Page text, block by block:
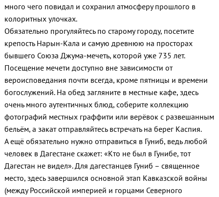
много чего повидал и сохранил атмосферу прошлого в
колоритных улочках.
Обязательно прогуляйтесь по старому городу, посетите
крепость Нарын-Кала и самую древнюю на просторах
бывшего Союза Джума-мечеть, которой уже 735 лет.
Посещение мечети доступно вне зависимости от
вероисповедания почти всегда, кроме пятницы и времени
богослужений. На обед загляните в местные кафе, здесь
очень много аутентичных блюд, соберите коллекцию
фотографий местных граффити или верёвок с развешанным
бельём, а закат отправляйтесь встречать на берег Каспия.
А ещё обязательно нужно отправиться в Гуниб, ведь любой
человек в Дагестане скажет: «Кто не был в Гунибе, тот
Дагестан не видел». Для дагестанцев Гуниб – священное
место, здесь завершился основной этап Кавказской войны
(между Российской империей и горцами Северного